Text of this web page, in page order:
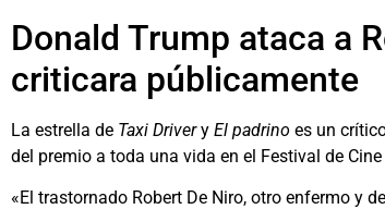
Donald Trump ataca a
criticara públicamente
La estrella de Taxi Drivery El padrino es un
del premio a toda una vida en el Festival de
«El trastornado Robert De Niro, otro enfermo y